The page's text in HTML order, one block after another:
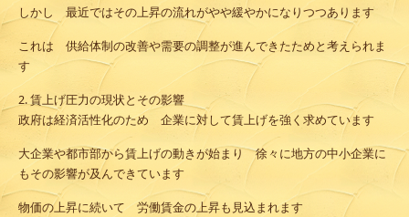
しかし 最近ではその上昇の流れがやや緩やかになりつつあります
これは 供給体制の改善や需要の調整が進んできたためと考えられま
す
2. 賃上げ圧力の現状とその影響
政府は経済活性化のため 企業に対して賃上げを強く求めています
大企業や都市部から賃上げの動きが始まり 徐々に地方の中小企業に
もその影響が及んできています
物価の上昇に続いて 労働賃金の上昇も見込まれます